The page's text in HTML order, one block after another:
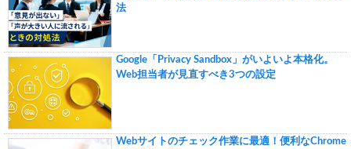
法
Google「Privacy Sandbox」がいよいよ本格化。
Web担当者が見直すべき3つの設定
Webサイトのチェック作業に最適！便利なChrome